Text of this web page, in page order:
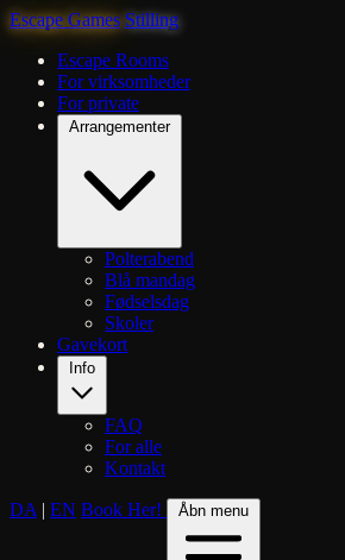
Escape Games Stilling
Escape Rooms
For virksomheder
For private
Arrangementer
Polterabend
Blå mandag
Fødselsdag
Skoler
Gavekort
FAQ
For alle
Kontakt
DA | EN Book Her! Åbn menu